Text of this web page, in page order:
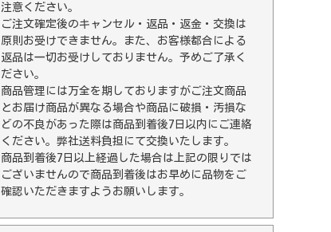
注意ください。
ご注文確定後のキャンセル・返品・返金・交換は
原則お受けできません。また、お客様都合による
返品は一切お受けしておりません。予めご了承く
ださい。
商品管理には万全を期しておりますがご注文商品
とお届け商品が異なる場合や商品に破損・汚損な
どの不良があった際は商品到着後7日以内にご連絡
ください。弊社送料負担にて交換いたします。
商品到着後7日以上経過した場合は上記の限りでは
ございませんので商品到着後はお早めに品物をご
確認いただきますようお願いします。